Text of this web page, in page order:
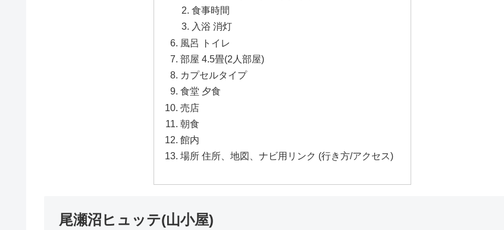
食事時間
入浴 消灯
風呂 トイレ
部屋 4.5畳(2人部屋)
カプセルタイプ
食堂 夕食
売店
朝食
館内
場所 住所、地図、ナビ用リンク (行き方/アクセス)
尾瀬沼ヒュッテ(山小屋)